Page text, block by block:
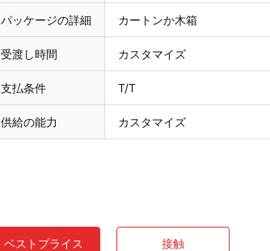
パッケージの詳細 カートンか木箱
受渡し時間 カスタマイズ
支払条件 T/T
供給の能力 カスタマイズ
ベストプライス 接触